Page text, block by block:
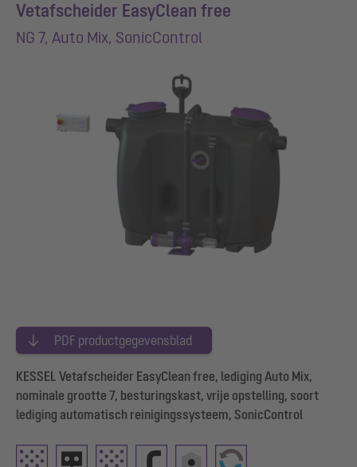
Vetafscheider EasyClean free
NG 7, Auto Mix, SonicControl
PDF productgegevensblad
KESSEL Vetafscheider EasyClean free, lediging Auto Mix,
nominale grootte 7, besturingskast, vrije opstelling, soort
lediging automatisch reinigingssysteem, SonicControl